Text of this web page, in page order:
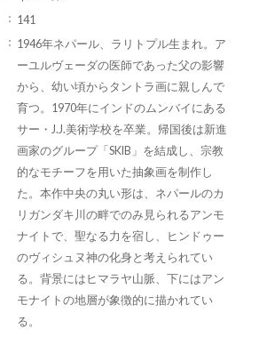
141
1946年ネパール、ラリトプル生まれ。ア
ーユルヴェーダの医師であった父の影響
から、幼い頃からタントラ画に親しんで
育つ。1970年にインドのムンバイにある
サー・J.J.美術学校を卒業。帰国後は新進
画家のグループ「SKIB」を結成し、宗教
的なモチーフを用いた抽象画を制作し
た。本作中央の丸い形は、ネパールのカ
リガンダキ川の畔でのみ見られるアンモ
ナイトで、聖なる力を宿し、ヒンドゥー
のヴィシュヌ神の化身と考えられてい
る。背景にはヒマラヤ山脈、下にはアン
モナイトの地層が象徴的に描かれてい
る。